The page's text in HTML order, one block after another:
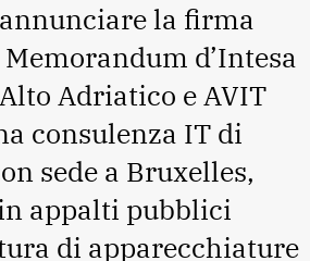
la firma
d’Intesa
Adriatico eAVIT
consulenza IT di
sede a Bruxelles,
appalti pubblici
di apparecchiature